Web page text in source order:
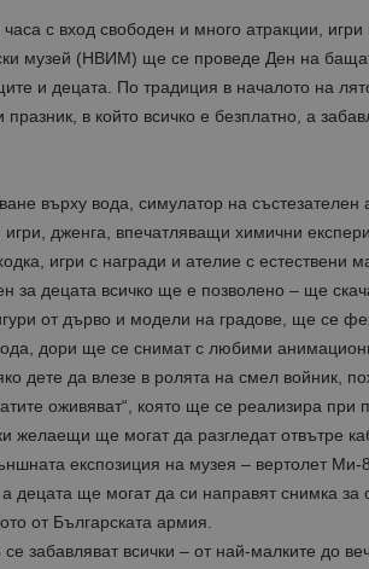
с вход свободен и много атракции, игри
музей (НВИМ) ще се проведе Ден на
и децата. По традиция в началото на
в който всичко е безплатно, а
върху вода, симулатор на състезателен
дженга, впечатляващи химични
игри с награди и ателие с естествени
за децата всичко ще е позволено – ще
от дърво и модели на градове, ще се
дори ще се снимат с любими
дете да влезе в ролята на смел войник,
оживяват“, която ще се реализира при
желаещи ще могат да разгледат отвътре
експозиция на музея – вертолет Ми-
децата ще могат да си направят снимка за
от Българската армия.
забавляват всички – от най-малките до